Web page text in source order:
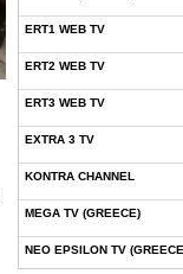
ERT1 WEB TV
ERT2 WEB TV
ERT3 WEB TV
EXTRA 3 TV
KONTRA CHANNEL
MEGA TV (GREECE)
NEO EPSILON TV